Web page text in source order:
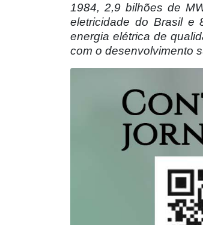
1984, 2,9 bilhões de
eletricidade do Brasil e
energia elétrica de
com o desenvolvimento